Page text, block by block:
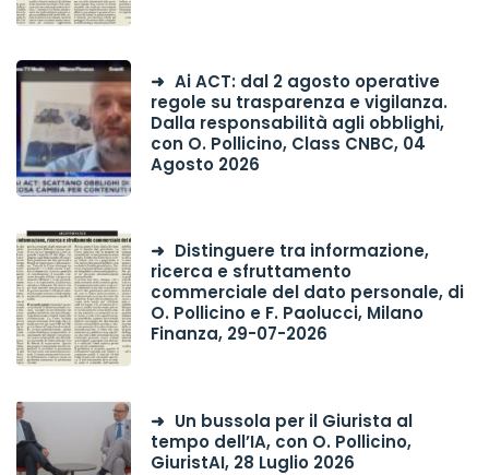
Ai ACT: dal 2 agosto operative
regole su trasparenza e vigilanza.
Dalla responsabilità agli obblighi,
con O. Pollicino, Class CNBC, 04
Agosto 2026
Distinguere tra informazione,
ricerca e sfruttamento
commerciale del dato personale, di
O. Pollicino e F. Paolucci, Milano
Finanza, 29-07-2026
Un bussola per il Giurista al
tempo dell’IA, con O. Pollicino,
GiuristAI, 28 Luglio 2026